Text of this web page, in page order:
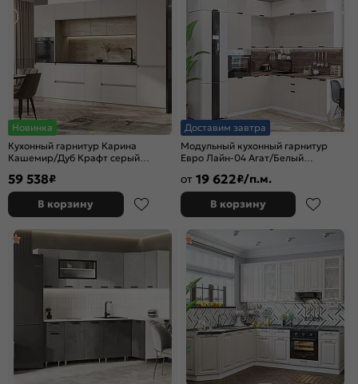
Новинка
Кухонный гарнитур Карина
Кашемир/Дуб Крафт серый
59 538₽
В корзину
Доставим завтра
Модульный кухонный гарнитур
Евро Лайн-04 Агат/Белый
от 19 622₽/п.м.
В корзину